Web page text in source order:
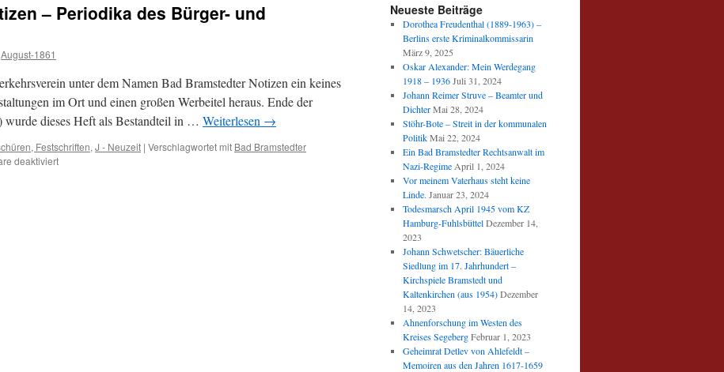
– Periodika des Bürger- und
August-1861
unter dem Namen Bad Bramstedter Notizen ein keines
im Ort und einen großen Werbeitel heraus. Ende der
wurde dieses Heft als Bestandteil in … Weiterlesen →
Festschriften, J - Neuzeit | Verschlagwortet mit Bad Bramstedter
deaktiviertfür
Neueste Beiträge
Dorothea Freudenthal (1889-1963) –
Berlins erste Kriminalkommissarin
März 9, 2025
Oskar Alexander: Mein Werdegang
1918 – 1936 Juli 31, 2024
Johann Reimer Struve – Beamter und
Dichter Mai 28, 2024
Stöhr-Bote – Streit in der kommunalen
Politik Mai 22, 2024
Ein Bad Bramstedter Rechtsanwalt im
Nazi-Regime April 1, 2024
Vor meinem Vaterhaus steht keine
Linde. Januar 23, 2024
Todesmarsch April 1945 vom KZ
Hamburg-Fuhlsbüttel Dezember 14,
2023
Johann Schwetscher: Bäuerliche
Siedlung im 17. Jahrhundert –
Kirchspiele Bramstedt und
Kaltenkirchen (aus 1954) Dezember
14, 2023
Ahnenforschung im Westen des
Kreises Segeberg Februar 1, 2023
Geheimrat Detlev von Ahlefeldt –
Memoiren aus den Jahren 1617-1659